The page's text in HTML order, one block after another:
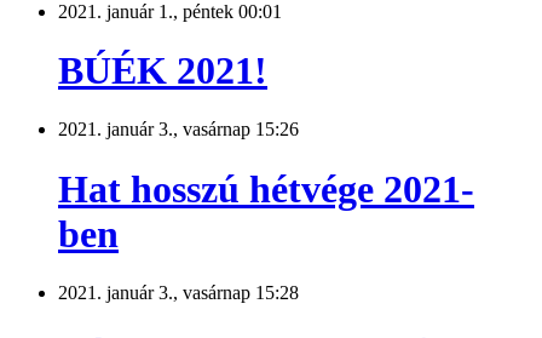
2021. január 1., péntek 00:01
BÚÉK 2021!
2021. január 3., vasárnap 15:26
Hat hosszú hétvége 2021-
ben
2021. január 3., vasárnap 15:28